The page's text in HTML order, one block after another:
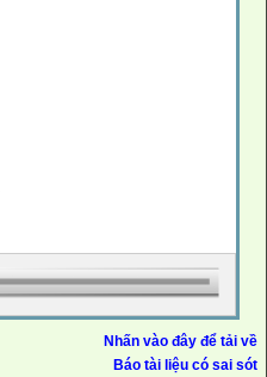
Nhấn vào đây để tải về
Báo tài liệu có sai sót